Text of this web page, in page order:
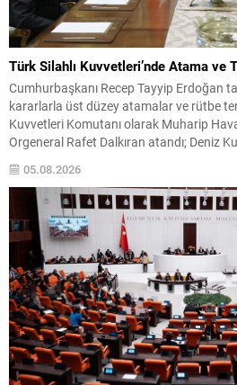
Türk Silahlı Kuvvetleri’nde Atama ve
Cumhurbaşkanı Recep Tayyip Erdoğan
kararlarla üst düzey atamalar ve rütbe
Kuvvetleri Komutanı olarak Muharip
Orgeneral Rafet Dalkıran atandı; Deniz
daha uzatıldı. Aynı kararnameyle 30
üzere...
05.08.2026